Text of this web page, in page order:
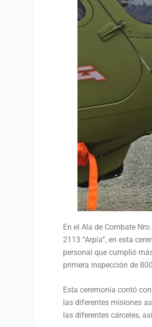
En el Ala de Combate
2113 “Arpía”, en esta
personal que cumplió
primera inspección de
Esta ceremonia contó
las diferentes misiones
las diferentes cárceles,